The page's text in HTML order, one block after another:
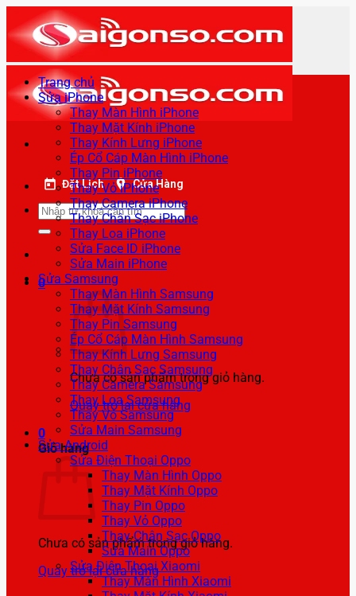
qua
nội
dung
Đặt Lịch Cửa Hàng
Tìm
kiếm:
0
Chưa có sản phẩm trong giỏ hàng.
Quay trở lại cửa hàng
0
Giỏ hàng
Chưa có sản phẩm trong giỏ hàng.
Quay trở lại cửa hàng
Trang chủ
Sửa iPhone
Thay Màn Hình iPhone
Thay Mặt Kính iPhone
Thay Kính Lưng iPhone
Ép Cổ Cáp Màn Hình iPhone
Thay Pin iPhone
Thay Vỏ iPhone
Thay Camera iPhone
Thay Chân Sạc iPhone
Thay Loa iPhone
Sửa Face ID iPhone
Sửa Main iPhone
Sửa Samsung
Thay Màn Hình Samsung
Thay Mặt Kính Samsung
Thay Pin Samsung
Ép Cổ Cáp Màn Hình Samsung
Thay Kính Lưng Samsung
Thay Chân Sạc Samsung
Thay Camera Samsung
Thay Loa Samsung
Thay Vỏ Samsung
Sửa Main Samsung
Sửa Android
Sửa Điện Thoại Oppo
Thay Màn Hình Oppo
Thay Mặt Kính Oppo
Thay Pin Oppo
Thay Vỏ Oppo
Thay Chân Sạc Oppo
Sửa Main Oppo
Sửa Điện Thoại Xiaomi
Thay Màn Hình Xiaomi